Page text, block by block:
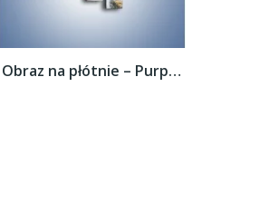
Obraz na płótnie – Purpurowy las i...